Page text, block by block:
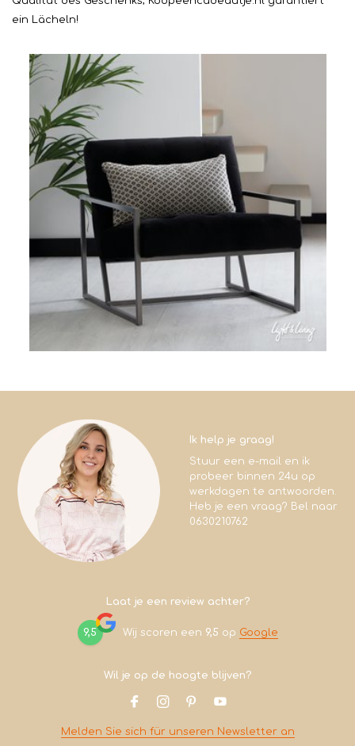
ein Lächeln!
Ik help je graag!
Stuur een e-mail en ik
probeer binnen 24u op
werkdagen te antwoorden.
Heb je een vraag? Bel naar
0630210762
Laat je een review achter?
9,5 Wij scoren een 9,5 op Google
Wil je op de hoogte blijven?
Melden Sie sich für unseren Newsletter an